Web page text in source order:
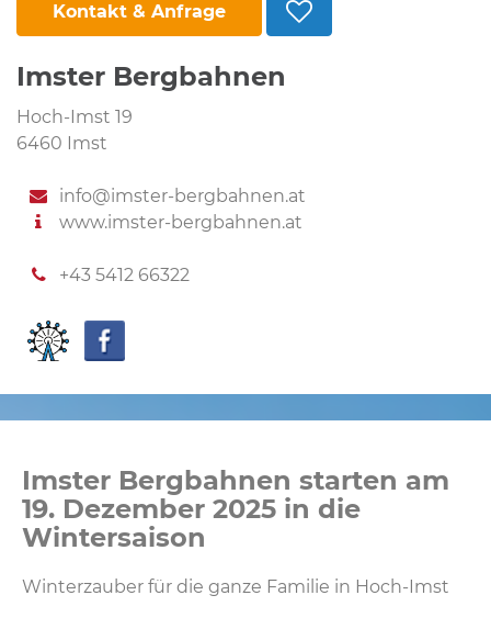
Kontakt & Anfrage
Imster Bergbahnen
Hoch-Imst 19
6460 Imst
info@imster-bergbahnen.at
www.imster-bergbahnen.at
+43 5412 66322
Imster Bergbahnen starten am
19. Dezember 2025 in die
Wintersaison
Winterzauber für die ganze Familie in Hoch-Imst